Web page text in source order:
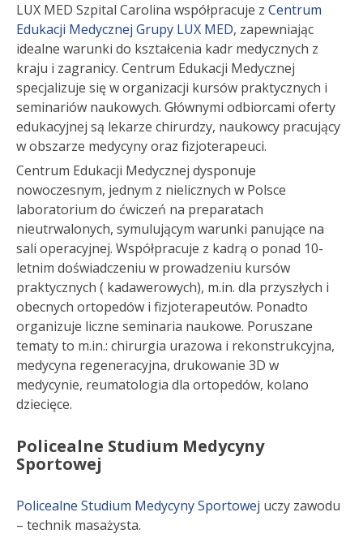
LUX MED Szpital Carolina współpracuje z Centrum
Edukacji Medycznej Grupy LUX MED, zapewniając
idealne warunki do kształcenia kadr medycznych z
kraju i zagranicy. Centrum Edukacji Medycznej
specjalizuje się w organizacji kursów praktycznych i
seminariów naukowych. Głównymi odbiorcami oferty
edukacyjnej są lekarze chirurdzy, naukowcy pracujący
w obszarze medycyny oraz fizjoterapeuci.
Centrum Edukacji Medycznej dysponuje
nowoczesnym, jednym z nielicznych w Polsce
laboratorium do ćwiczeń na preparatach
nieutrwalonych, symulującym warunki panujące na
sali operacyjnej. Współpracuje z kadrą o ponad 10-
letnim doświadczeniu w prowadzeniu kursów
praktycznych ( kadawerowych), m.in. dla przyszłych i
obecnych ortopedów i fizjoterapeutów. Ponadto
organizuje liczne seminaria naukowe. Poruszane
tematy to m.in.: chirurgia urazowa i rekonstrukcyjna,
medycyna regeneracyjna, drukowanie 3D w
medycynie, reumatologia dla ortopedów, kolano
dziecięce.
Policealne Studium Medycyny
Sportowej
Policealne Studium Medycyny Sportowej uczy zawodu
– technik masażysta.